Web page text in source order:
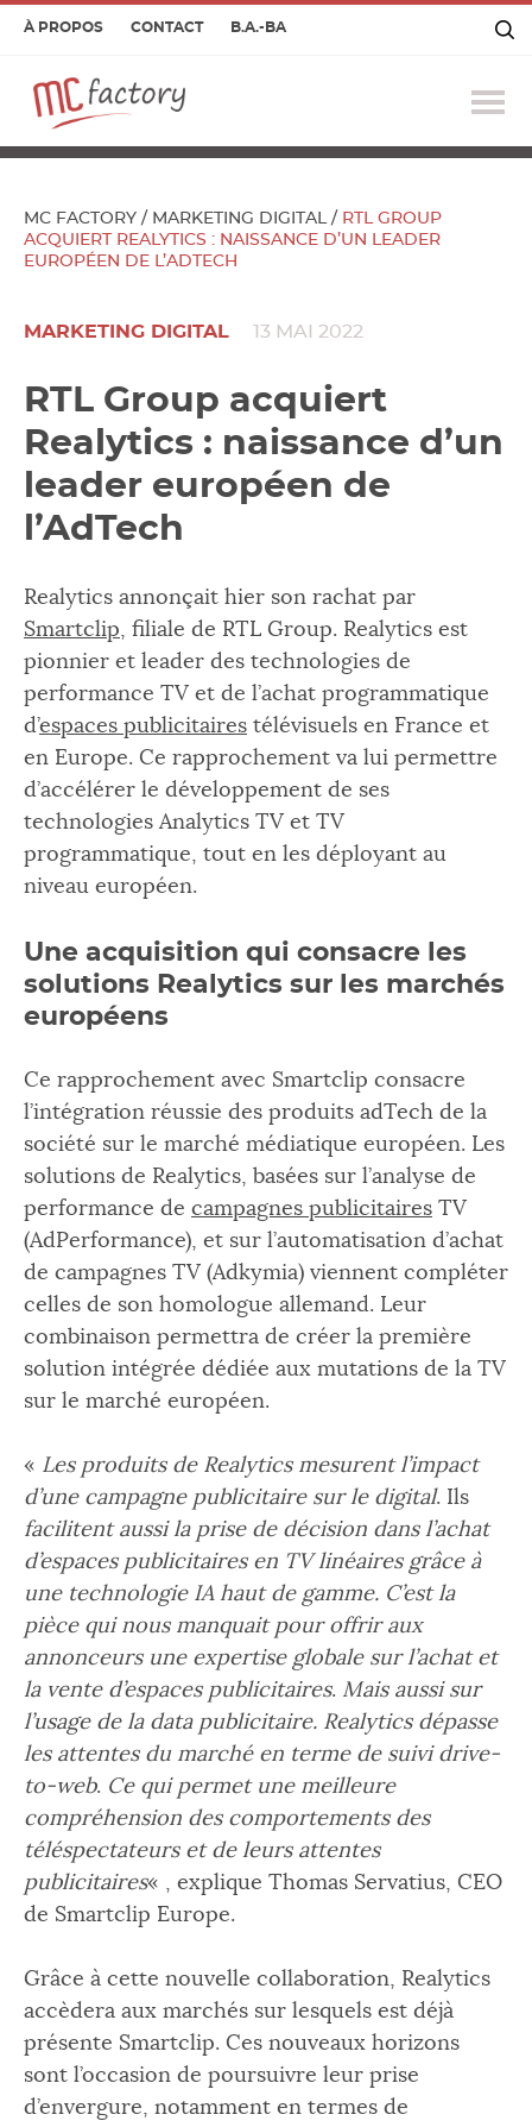
À PROPOS CONTACT B.A.-BA
le
MC FACTORY / MARKETING DIGITAL/ RTL GROUP
ACQUIERT REALYTICS : NAISSANCE D’UN LEADER
EUROPÉEN DE L’ADTECH
MARKETING DIGITAL 13 MAI 2022
RTL Group acquiert
Realytics : naissance d’un
leader européen de
l’AdTech
Realytics annonçait hier son rachat par
Smartclip, filiale de RTL Group. Realytics est
pionnier et leader des technologies de
performance TV et de l’achat programmatique
d’espaces publicitaires télévisuels en France et
en Europe. Ce rapprochement va lui permettre
d’accélérer le développement de ses
technologies Analytics TV et TV
programmatique, tout en les déployant au
niveau européen.
Une acquisition qui consacre les
solutions Realytics sur les marchés
européens
Ce rapprochement avec Smartclip consacre
l’intégration réussie des produits adTech de la
société sur le marché médiatique européen. Les
solutions de Realytics, basées sur l’analyse de
performance de campagnes publicitaires TV
(AdPerformance), et sur l’automatisation d’achat
de campagnes TV (Adkymia) viennent compléter
celles de son homologue allemand. Leur
combinaison permettra de créer la première
solution intégrée dédiée aux mutations de la TV
sur le marché européen.
« Les produits de Realytics mesurent l’impact
d’une campagne publicitaire sur le digital. Ils
facilitent aussi la prise de décision dans l’achat
d’espaces publicitaires en TV linéaires grâce à
une technologie IA haut de gamme. C’est la
pièce qui nous manquait pour offrir aux
annonceurs une expertise globale sur l’achat et
la vente d’espaces publicitaires. Mais aussi sur
l’usage de la data publicitaire. Realytics dépasse
les attentes du marché en terme de suivi drive-
to-web. Ce qui permet une meilleure
compréhension des comportements des
téléspectateurs et de leurs attentes
publicitaires« , explique Thomas Servatius, CEO
de Smartclip Europe.
Grâce à cette nouvelle collaboration, Realytics
accèdera aux marchés sur lesquels est déjà
présente Smartclip. Ces nouveaux horizons
sont l’occasion de poursuivre leur prise
d’envergure, notamment en termes de